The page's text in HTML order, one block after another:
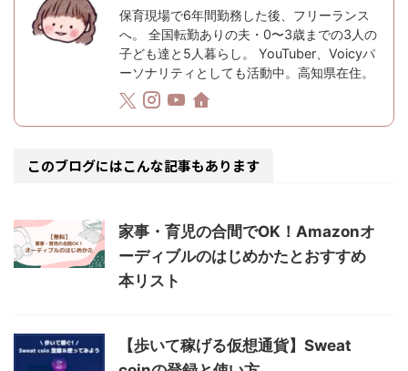
保育現場で6年間勤務した後、フリーランス
へ。 全国転勤ありの夫・0〜3歳までの3人の
子ども達と5人暮らし。 YouTuber、Voicyパ
ーソナリティとしても活動中。高知県在住。
このブログにはこんな記事もあります
家事・育児の合間でOK！Amazonオ
ーディブルのはじめかたとおすすめ
本リスト
【歩いて稼げる仮想通貨】Sweat